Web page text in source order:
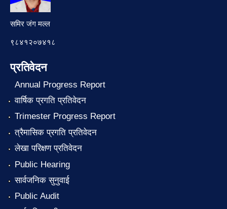
समिर जंग मल्ल
९८४१२०७४१८
प्रतिवेदन
Annual Progress Report
वार्षिक प्रगति प्रतिवेदन
Trimester Progress Report
त्रैमासिक प्रगति प्रतिवेदन
लेखा परिक्षण प्रतिवेदन
Public Hearing
सार्वजनिक सुनुवाई
Public Audit